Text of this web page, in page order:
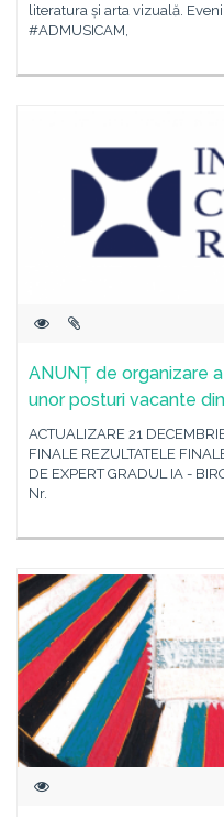
literatura și arta vizuală.
#ADMUSICAM,
ANUNȚ de organizare
unor posturi vacante
ACTUALIZARE 21
FINALE REZULTATELE
DE EXPERT GRADUL IA -
Nr.